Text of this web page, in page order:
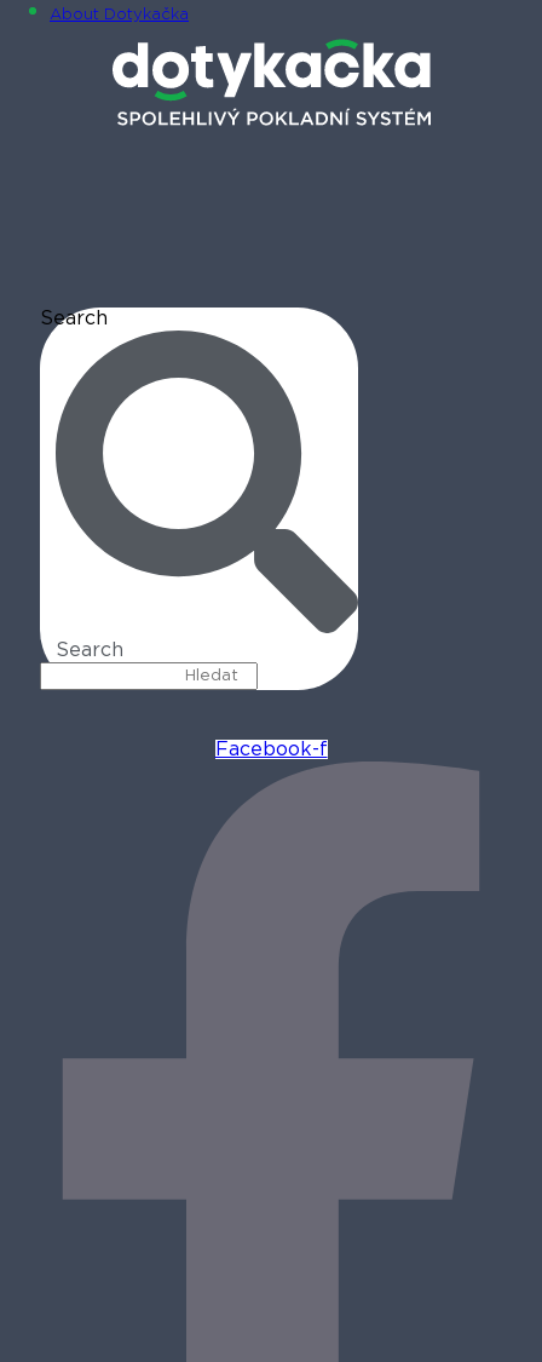
About Dotykačka
Search
Search
Facebook-f